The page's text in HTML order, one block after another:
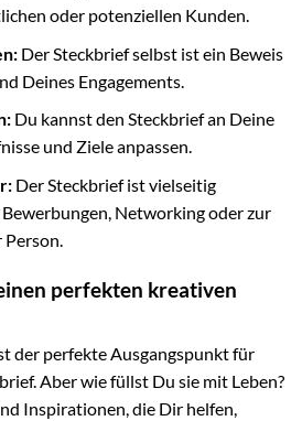
oder potenziellen Kunden.
Der Steckbrief selbst ist ein Beweis
Deines Engagements.
Du kannst den Steckbrief an Deine
und Ziele anpassen.
Der Steckbrief ist vielseitig
Bewerbungen, Networking oder zur
Person.
perfekten kreativen
der perfekte Ausgangspunkt für
Aber wie füllst Du sie mit Leben?
Inspirationen, die Dir helfen,